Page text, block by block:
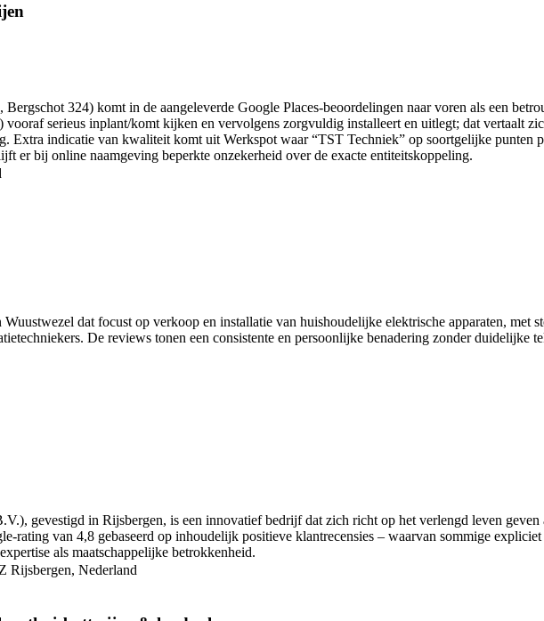
324) komt in de aangeleverde Google Places-beoordelingen naar voren als een
serieus inplant/komt kijken en vervolgens zorgvuldig installeert en uitlegt; dat vertaalt
Extra indicatie van kwaliteit komt uit Werkspot waar “TST Techniek” op soortgelijke punten
er bij online naamgeving beperkte onzekerheid over de exacte entiteitskoppeling.
dat focust op verkoop en installatie van huishoudelijke elektrische apparaten, met
De reviews tonen een consistente en persoonlijke benadering zonder duidelijke
gevestigd in Rijsbergen, is een innovatief bedrijf dat zich richt op het verlengd leven geven
van 4,8 gebaseerd op inhoudelijk positieve klantrecensies – waarvan sommige
als maatschappelijke betrokkenheid.
Rijsbergen, Nederland